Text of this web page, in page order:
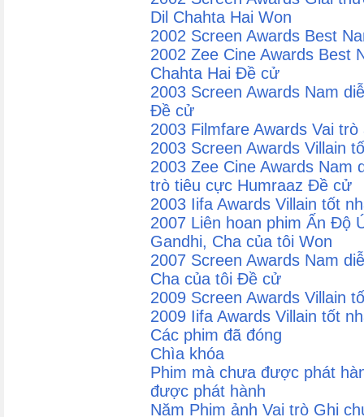
Dil Chahta Hai Won
2002 Screen Awards Best
2002 Zee Cine Awards Best
Chahta Hai Đề cử
2003 Screen Awards Nam
Đề cử
2003 Filmfare Awards Vai
2003 Screen Awards Villain
2003 Zee Cine Awards Nam
trò tiêu cực Humraaz Đề cử
2003 Iifa Awards Villain tốt
2007 Liên hoan phim Ấn Độ
Gandhi, Cha của tôi Won
2007 Screen Awards Nam
Cha của tôi Đề cử
2009 Screen Awards Villain
2009 Iifa Awards Villain tốt
Các phim đã đóng
Chìa khóa
Phim mà chưa được phát
được phát hành
Năm Phim ảnh Vai trò Ghi